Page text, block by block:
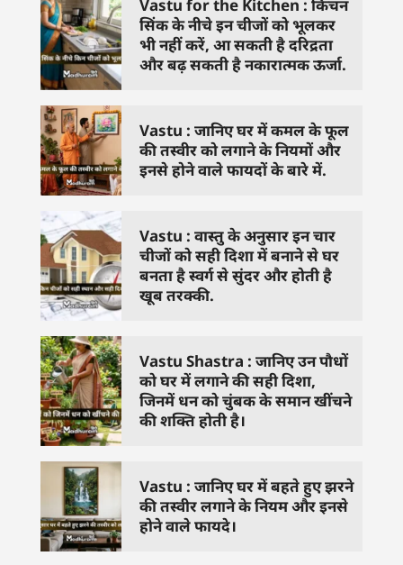
Vastu for the Kitchen : किचन
सिंक के नीचे इन चीजों को भूलकर
भी नहीं करें, आ सकती है दरिद्रता
और बढ़ सकती है नकारात्मक ऊर्जा.
Vastu : जानिए घर में कमल के फूल
की तस्वीर को लगाने के नियमों और
इनसे होने वाले फायदों के बारे में.
Vastu : वास्तु के अनुसार इन चार
चीजों को सही दिशा में बनाने से घर
बनता है स्वर्ग से सुंदर और होती है
खूब तरक्की.
Vastu Shastra : जानिए उन पौधों
को घर में लगाने की सही दिशा,
जिनमें धन को चुंबक के समान खींचने
की शक्ति होती है।
Vastu : जानिए घर में बहते हुए झरने
की तस्वीर लगाने के नियम और इनसे
होने वाले फायदे।